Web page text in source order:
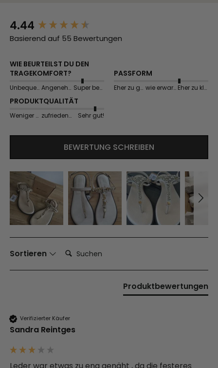
4.44
Basierend auf 55 Bewertungen
WIE BEURTEILST DU DEN
TRAGEKOMFORT?
Unbequem Angenehm Super bequem
PASSFORM
Eher zu groß wie erwartet Eher zu klein
PRODUKTQUALITÄT
Weniger gut zufriedenstellend Sehr gut!
BEWERTUNG SCHREIBEN
Sortieren Suchen:
Produktbewertungen
Verifizierter Käufer
Sandra Reintges
Leder war etwas zu eng genäht , da die festeres
New content loaded